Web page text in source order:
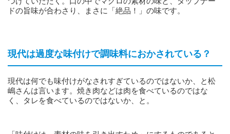
ドの旨味が合わさり、まさに「絶品！」の味です。
現代は過度な味付けで調味料におかされている？
現代は何でも味付けがなされすぎているのではないか、と松
嶋さんは言います。焼き肉などは肉を食べているのではな
く、タレを食べているのではないか、と。